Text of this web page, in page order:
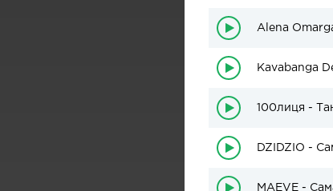
Alena
Kavabanga
100лиця -
DZIDZIO -
MAEVE -